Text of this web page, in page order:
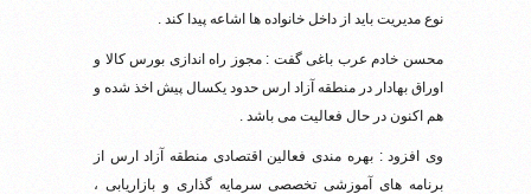
نوع مدیریت باید از داخل خانواده ها اشاعه پیدا کند .
محسن خادم عرب باغی گفت : مجوز راه اندازی بورس کالا و
اوراق بهادار در منطقه آزاد ارس حدود یکسال پیش اخذ شده و
هم اکنون در حال فعالیت می باشد .
وی افزود : بهره مندی فعالین اقتصادی منطقه آزاد ارس از
برنامه های آموزشی تخصصی سرمایه گذاری و بازاریابی ،